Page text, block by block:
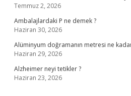
Temmuz 2, 2026
Ambalajlardaki P ne demek ?
Haziran 30, 2026
Alüminyum doğramanın metresi ne
Haziran 29, 2026
Alzheimer neyi tetikler ?
Haziran 23, 2026